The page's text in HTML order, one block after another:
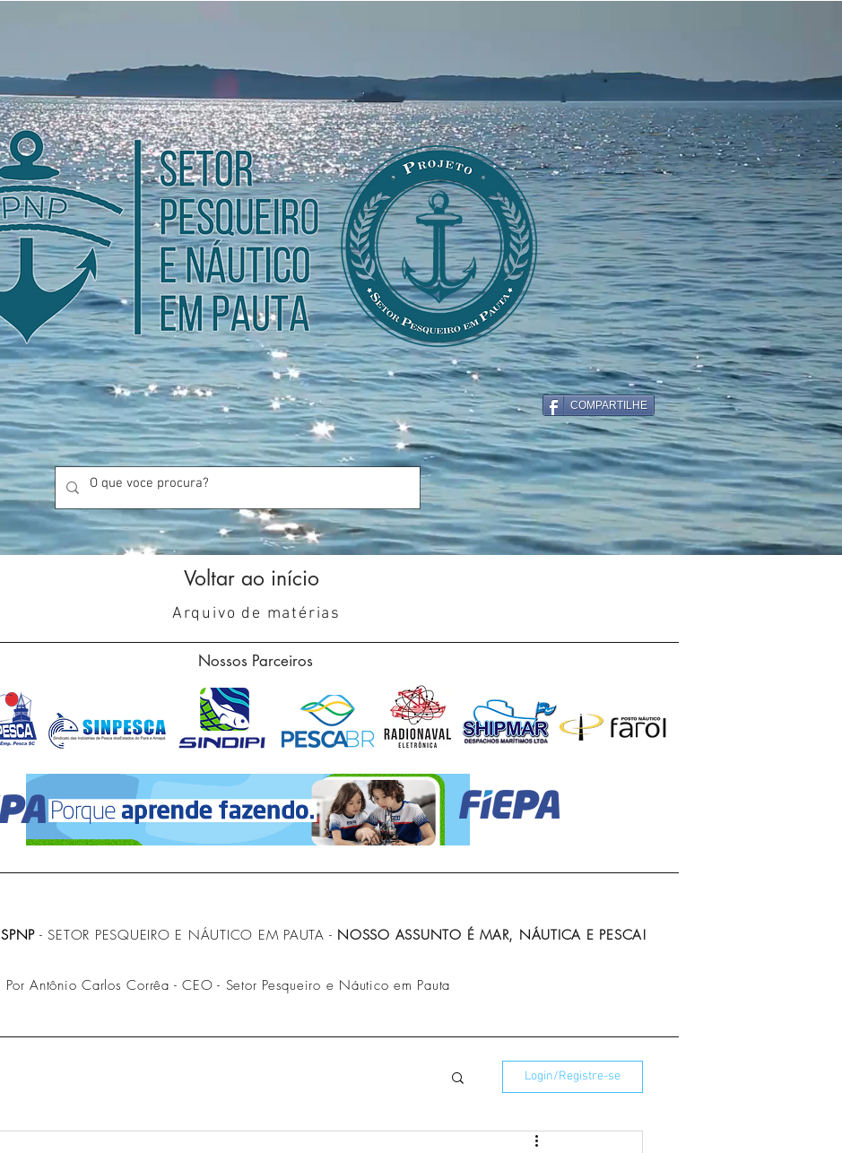
COMPARTILHE
Voltar ao início
Arquivo de matérias
Nossos Parceiros
SPNP - SETOR PESQUEIRO E NÁUTICO EM PAUTA - NOSSO ASSUNTO É MAR, NÁUTICA E PESCA!
Por Antônio Carlos Corrêa - CEO - Setor Pesqueiro e Náutico em Pauta
Login/Registre-se